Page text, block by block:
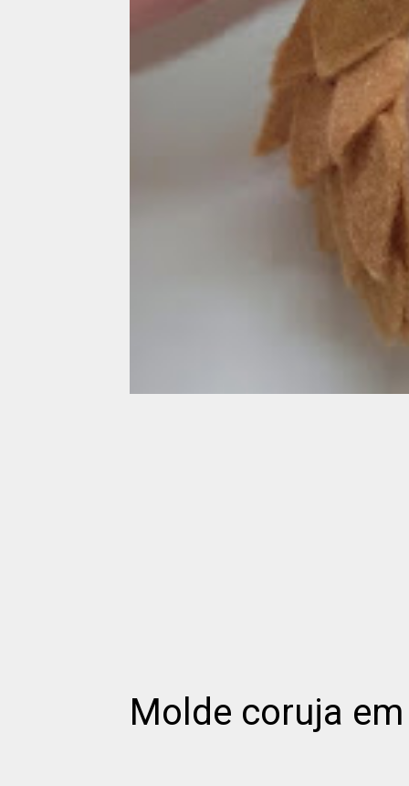
Molde coruja